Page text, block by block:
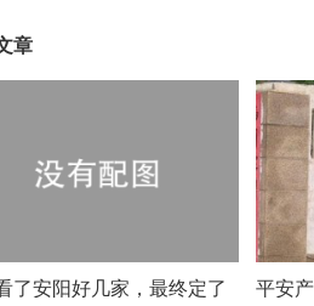
章
了安阳好几家，最终定了
平安